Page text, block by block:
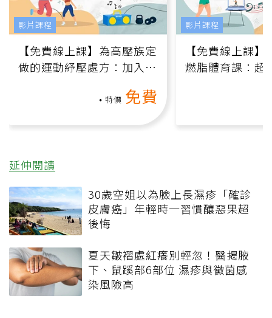
【免費線上課】為高壓族定
做的運動紓壓處方：加入行
特價 免費
影片課程
【免費線上課
燃脂體育課：超
影片課程
延伸閱讀
30歲空姐以為臉上長濕疹「確診
皮膚癌」年輕時一習慣釀惡果超
後悔
夏天皺褶處紅癢別輕忽！醫揭腋
下、鼠蹊部6部位 濕疹與黴菌感
染風險高